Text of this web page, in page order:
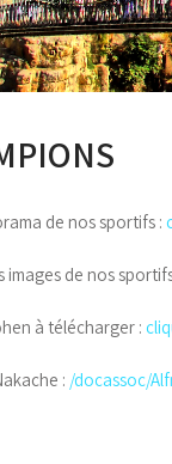
de nos sportifs :
images de nos
à télécharger :
: /docassoc/